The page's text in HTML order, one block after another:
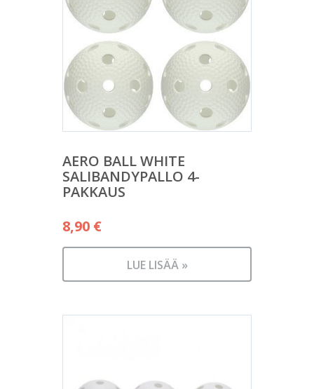
AERO BALL WHITE
SALIBANDYPALLO 4-
PAKKAUS
8,90 €
LUE LISÄÄ »